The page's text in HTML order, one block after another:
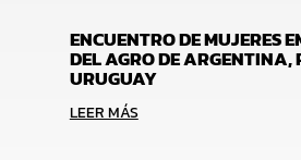
ENCUENTRO DE MUJERES
DEL AGRO DE
URUGUAY
LEER MÁS